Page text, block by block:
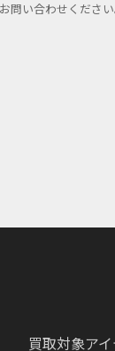
問い合わせください
買取対象ア